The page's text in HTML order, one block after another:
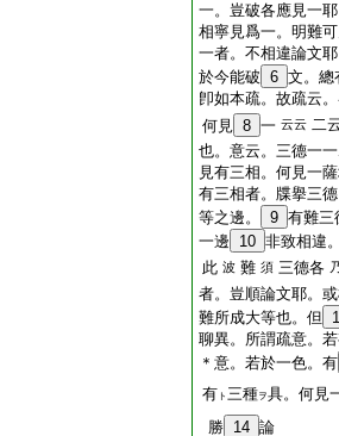
一。豈破各應見一
相寧見爲一。明難
一者。不相違論文
於今能破 6 文。總
卽如本疏。故疏云
何見 8 一 云云 二
也。意云。三德一一
見有三相。何見一
有三相者。牒擧三
等之邊。
9 有難三
一邊
10 非致相違
此 波 難 須 三德各
者。豈順論文耶。
難所成大等也。但
聊異。所謂疏意。
＊意。若於一色。有
有 ト 三種ヲ具。何見
勝 14 論